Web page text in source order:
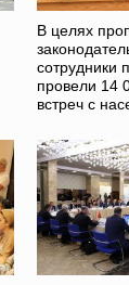
В целях
сотрудники
провели 14
встреч с